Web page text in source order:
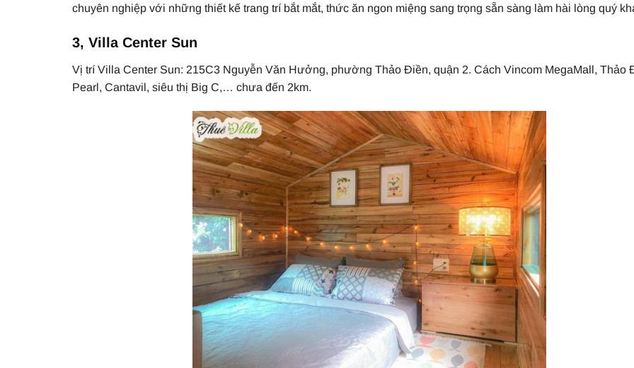
chuyên nghiệp với những thiết kế trang trí bắt mắt, thức ăn ngon miệng sang trọng sẵn sàng làm hài lòng quý
3, Villa Center Sun
Vị trí Villa Center Sun: 215C3 Nguyễn Văn Hưởng, phường Thảo Điền, quận 2. Cách Vincom MegaMall, Thảo
Pearl, Cantavil, siêu thị Big C,… chưa đến 2km.